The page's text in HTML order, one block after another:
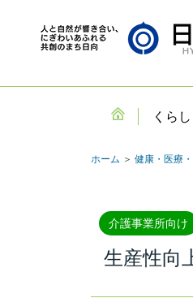
くら
ホーム ＞ 健康・医療
介護事業所向け
生産性向